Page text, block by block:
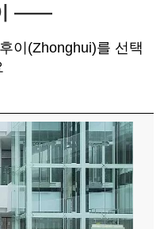
——
이(Zhonghui)를 선택